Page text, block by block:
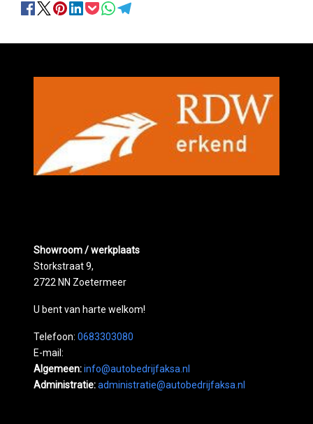
Showroom / werkplaats
Storkstraat 9,
2722 NN Zoetermeer
U bent van harte welkom!
Telefoon: 0683303080
E-mail:
Algemeen:info@autobedrijfaksa.nl
Administratie:administratie@autobedrijfaksa.nl